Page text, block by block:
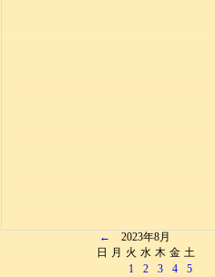
←
2023年8月
日
月 火 水 木 金 土
1
2 3 4
5